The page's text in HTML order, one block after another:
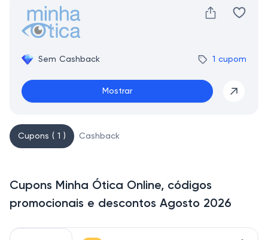
Sem Cashback 1 cupom
Mostrar
Cupons ( 1 ) Cashback
Cupons Minha Ótica Online, códigos
promocionais e descontos Agosto 2026